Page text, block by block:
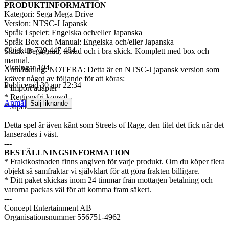
PRODUKTINFORMATION
Kategori: Sega Mega Drive
Version: NTSC-J Japansk
Språk i spelet: Engelska och/eller Japanska
Språk Box och Manual: Engelska och/eller Japanska
Skick: Begagnad, testad och i bra skick. Komplett med box och
manual.
Anmärkning: NOTERA: Detta är en NTSC-J japansk version som
kräver något av följande för att köras:
* Import adapter
* Regionsfri konsol
* Japansk konsol
Detta spel är även känt som Streets of Rage, den titel det fick när det
lanserades i väst.
---
BESTÄLLNINGSINFORMATION
* Fraktkostnaden finns angiven för varje produkt. Om du köper flera
objekt så samfraktar vi självklart för att göra frakten billigare.
* Ditt paket skickas inom 24 timmar från mottagen betalning och
varorna packas väl för att komma fram säkert.
---
Concept Entertainment AB
Organisationsnummer 556751-4962
Objektnr 729 447 484
Visningar 104
Publicerad 30 apr 22:34
Anmäl Sälj liknande